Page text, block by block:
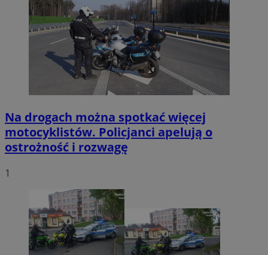
Na drogach można spotkać więcej
motocyklistów. Policjanci apelują o
ostrożność i rozwagę
1